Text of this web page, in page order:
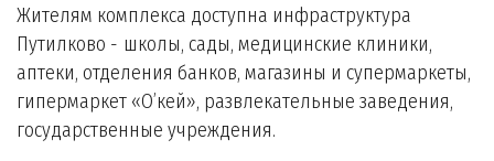
Жителям комплекса доступна инфраструктура
Путилково - школы, сады, медицинские клиники,
аптеки, отделения банков, магазины и супермаркеты,
гипермаркет «О’кей», развлекательные заведения,
государственные учреждения.